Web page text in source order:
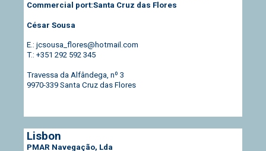
Commercial port:Santa Cruz das Flores
César Sousa
E.: jcsousa_flores@hotmail.com
T.: +351 292 592 345
Travessa da Alfândega, nº 3
9970-339 Santa Cruz das Flores
Lisbon
PMAR Navegação, Lda